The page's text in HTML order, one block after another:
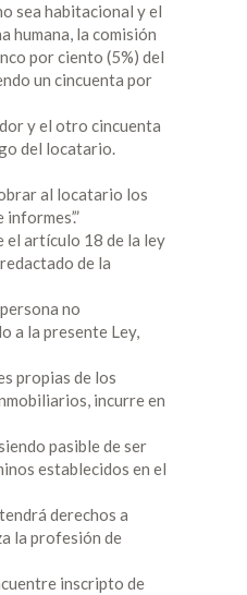
sea habitacional y el
humana, la comisión
por ciento (5%) del
un cincuenta por
y el otro cincuenta
del locatario.
al locatario los
artículo 18 de la ley
de la
no
a la presente Ley,
propias de los
incurre en
pasible de ser
establecidos en el
derechos a
la profesión de
inscripto de